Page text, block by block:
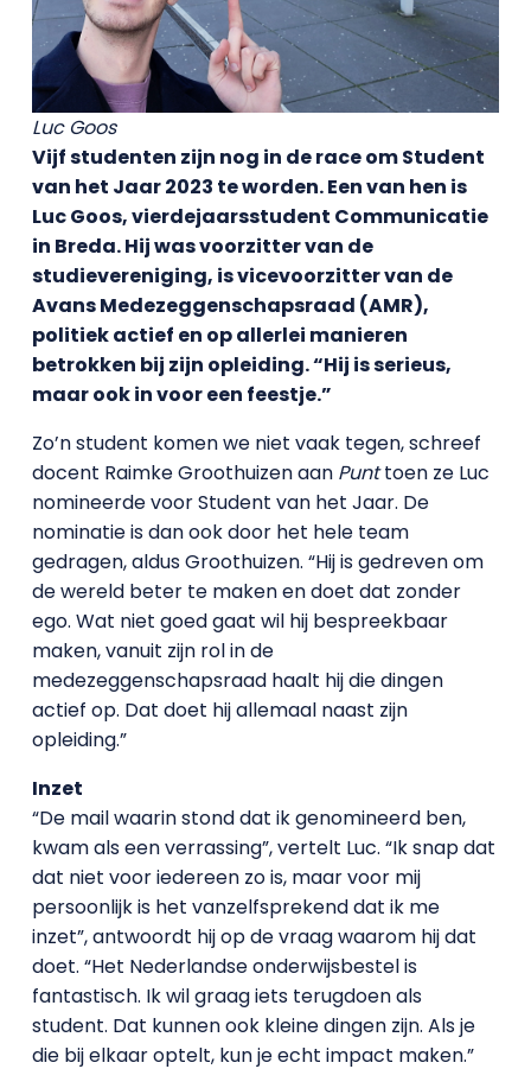
Luc Goos
Vijf studenten zijn nog in de race om Student
van het Jaar 2023 te worden. Een van hen is
Luc Goos, vierdejaarsstudent Communicatie
in Breda. Hij was voorzitter van de
studievereniging, is vicevoorzitter van de
Avans Medezeggenschapsraad (AMR),
politiek actief en op allerlei manieren
betrokken bij zijn opleiding. “Hij is serieus,
maar ook in voor een feestje.”
Zo’n student komen we niet vaak tegen, schreef
docent Raimke Groothuizen aan Punttoen ze Luc
nomineerde voor Student van het Jaar. De
nominatie is dan ook door het hele team
gedragen, aldus Groothuizen. “Hij is gedreven om
de wereld beter te maken en doet dat zonder
ego. Wat niet goed gaat wil hij bespreekbaar
maken, vanuit zijn rol in de
medezeggenschapsraad haalt hij die dingen
actief op. Dat doet hij allemaal naast zijn
opleiding.”
Inzet
“De mail waarin stond dat ik genomineerd ben,
kwam als een verrassing”, vertelt Luc. “Ik snap dat
dat niet voor iedereen zo is, maar voor mij
persoonlijk is het vanzelfsprekend dat ik me
inzet”, antwoordt hij op de vraag waarom hij dat
doet. “Het Nederlandse onderwijsbestel is
fantastisch. Ik wil graag iets terugdoen als
student. Dat kunnen ook kleine dingen zijn. Als je
die bij elkaar optelt, kun je echt impact maken.”